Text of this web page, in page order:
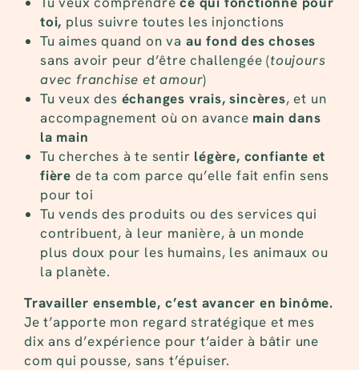
toi, plus suivre toutes les injonctions
Tu aimes quand on va au fond des choses
sans avoir peur d’être challengée (toujours
avec franchise et amour)
Tu veux des échanges vrais, sincères, et un
accompagnement où on avance main dans
la main
Tu cherches à te sentir légère, confiante et
fière de ta com parce qu’elle fait enfin sens
pour toi
Tu vends des produits ou des services qui
contribuent, à leur manière, à un monde
plus doux pour les humains, les animaux ou
la planète.
Travailler ensemble, c’est avancer en binôme.
Je t’apporte mon regard stratégique et mes
dix ans d’expérience pour t’aider à bâtir une
com qui pousse, sans t’épuiser.